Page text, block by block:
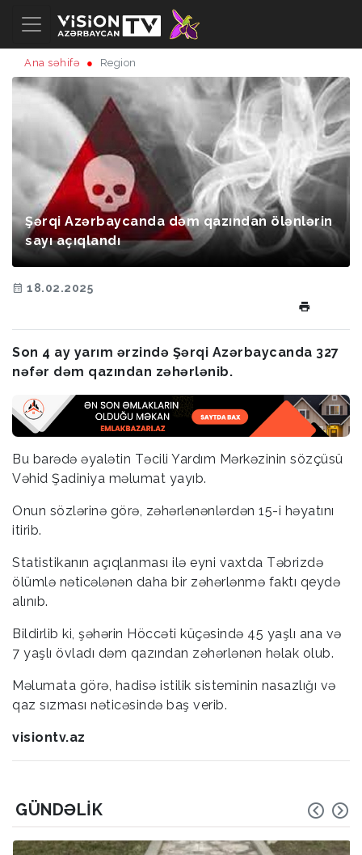
Ana səhifə Region
Şərqi Azərbaycanda dəm qazından ölənlərin
sayı açıqlandı
18.02.2025
Son 4 ay yarım ərzində Şərqi Azərbaycanda 327
nəfər dəm qazından zəhərlənib.
Bu barədə əyalətin Təcili Yardım Mərkəzinin sözçüsü
Vəhid Şadiniya məlumat yayıb.
Onun sözlərinə görə, zəhərlənənlərdən 15-i həyatını
itirib.
Statistikanın açıqlanması ilə eyni vaxtda Təbrizdə
ölümlə nəticələnən daha bir zəhərlənmə faktı qeydə
alınıb.
Bildirlib ki, şəhərin Höccəti küçəsində 45 yaşlı ana və
7 yaşlı övladı dəm qazından zəhərlənən həlak olub.
Məlumata görə, hadisə istilik sisteminin nasazlığı və
qaz sızması nəticəsində baş verib.
visiontv.az
GÜNDƏLIK